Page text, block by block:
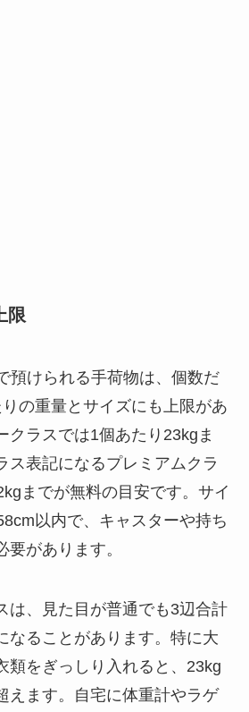
限
預けられる手荷物は、個数だ
の重量とサイズにも上限があ
クラスでは1個あたり23kgま
ス表記になるプレミアムクラ
までが無料の目安です。サイ
以内で、キャスターや持ち
があります。
は、見た目が普通でも3辺合計
なることがあります。特に大
類をぎっしり入れると、23kg
えます。自宅に体重計やラゲ